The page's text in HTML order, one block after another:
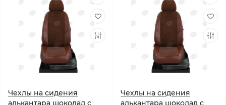
Чехлы на сидения
алькантара шоколад с
Чехлы на сидения
алькантара шоколад с